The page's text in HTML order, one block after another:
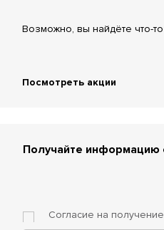
Возможно, вы найдёте что-
Посмотреть акции
Получайте информацию
Согласие на получение